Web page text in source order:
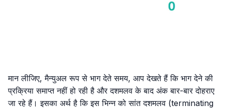
मान लीजिए, मैन्युअल रूप से भाग देते समय, आप देखते हैं कि भाग देने की
प्रक्रिया समाप्त नहीं हो रही है और दशमलव के बाद अंक बार-बार दोहराए
जा रहे हैं। इसका अर्थ है कि इस भिन्न को सांत दशमलव (terminating